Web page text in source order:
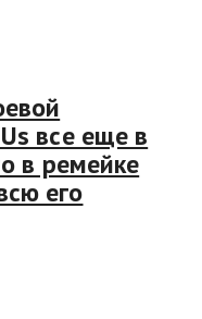
все еще в
в ремейке
его